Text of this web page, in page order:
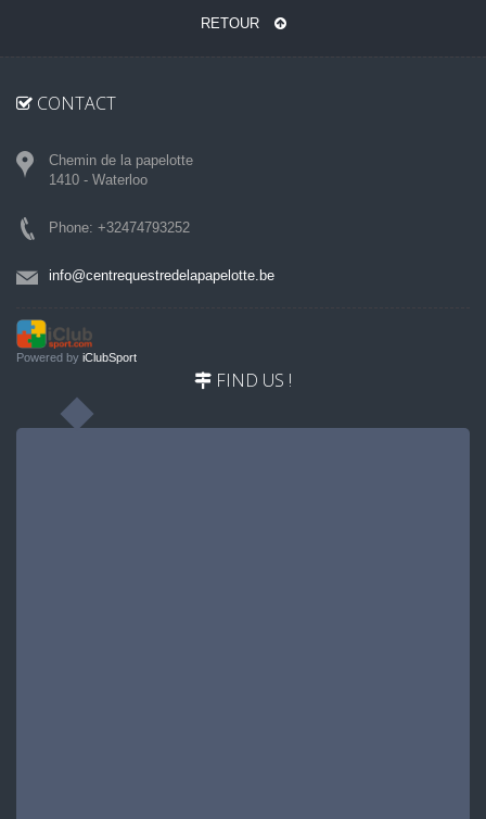
RETOUR
CONTACT
Chemin de la papelotte
1410 - Waterloo
Phone: +32474793252
info@centrequestredelapapelotte.be
Powered by iClubSport
FIND US !